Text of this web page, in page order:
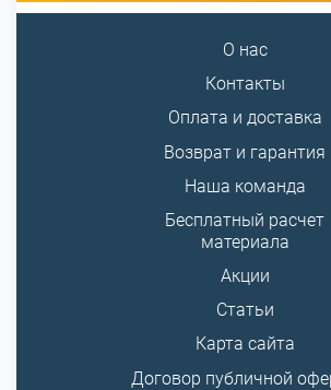
О нас
Контакты
Оплата и доставка
Возврат и гарантия
Наша команда
Бесплатный расчет
материала
Акции
Статьи
Карта сайта
Договор публичной